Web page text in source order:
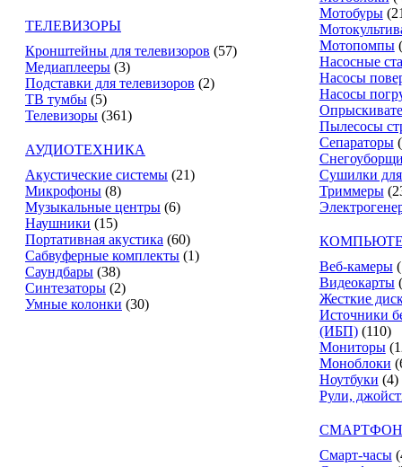
ТЕЛЕВИЗОРЫ
Кронштейны для телевизоров (57)
Медиаплееры (3)
Подставки для телевизоров (2)
ТВ тумбы (5)
Телевизоры (361)
АУДИОТЕХНИКА
Акустические системы (21)
Микрофоны (8)
Музыкальные центры (6)
Наушники (15)
Портативная акустика (60)
Сабвуферные комплекты (1)
Саундбары (38)
Синтезаторы (2)
Умные колонки (30)
Мотобуры
Мотопомпы
Насосные
Насосы
Насосы
Пылесосы
Сепараторы
Сушилки
Триммеры
Веб-камеры
Видеокарты
Жесткие
Источники
(ИБП) (110)
Мониторы
Моноблоки
Ноутбуки (4)
Рули,
Смарт-часы